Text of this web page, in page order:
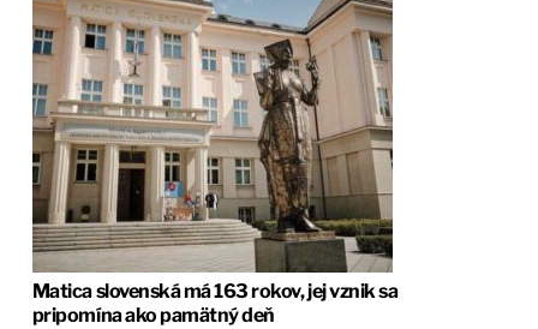
Matica slovenská má 163 rokov, jej vznik sa
pripomína ako pamätný deň